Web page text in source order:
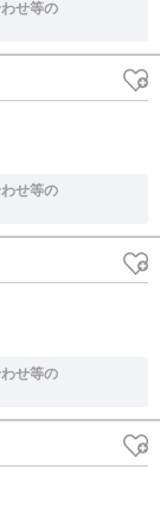
せ等の
せ等の
せ等の